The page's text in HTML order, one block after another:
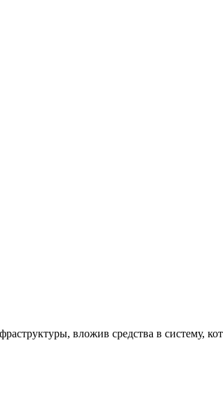
вложив средства в систему,